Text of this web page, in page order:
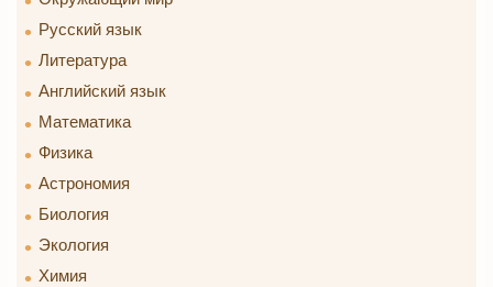
Русский язык
Литература
Английский язык
Математика
Физика
Астрономия
Биология
Экология
Химия